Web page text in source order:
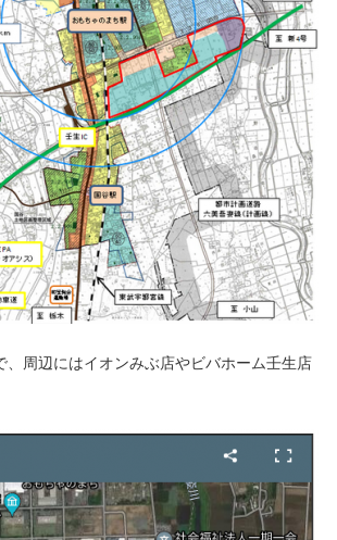
周辺にはイオンみぶ店やビバホーム壬生店